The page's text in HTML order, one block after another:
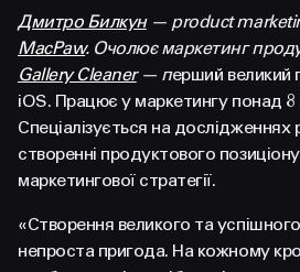
INSTAGRAM TELEGRAM
FACEBOOK
Дмитро Билкун— product
MacPaw. Очолює маркетинг
Gallery Cleaner— перший великий
iOS. Працює у маркетингу понад 8
Спеціалізується на
створенні продуктового
маркетингової стратегії.
«Створення великого та
непроста пригода. На кожному